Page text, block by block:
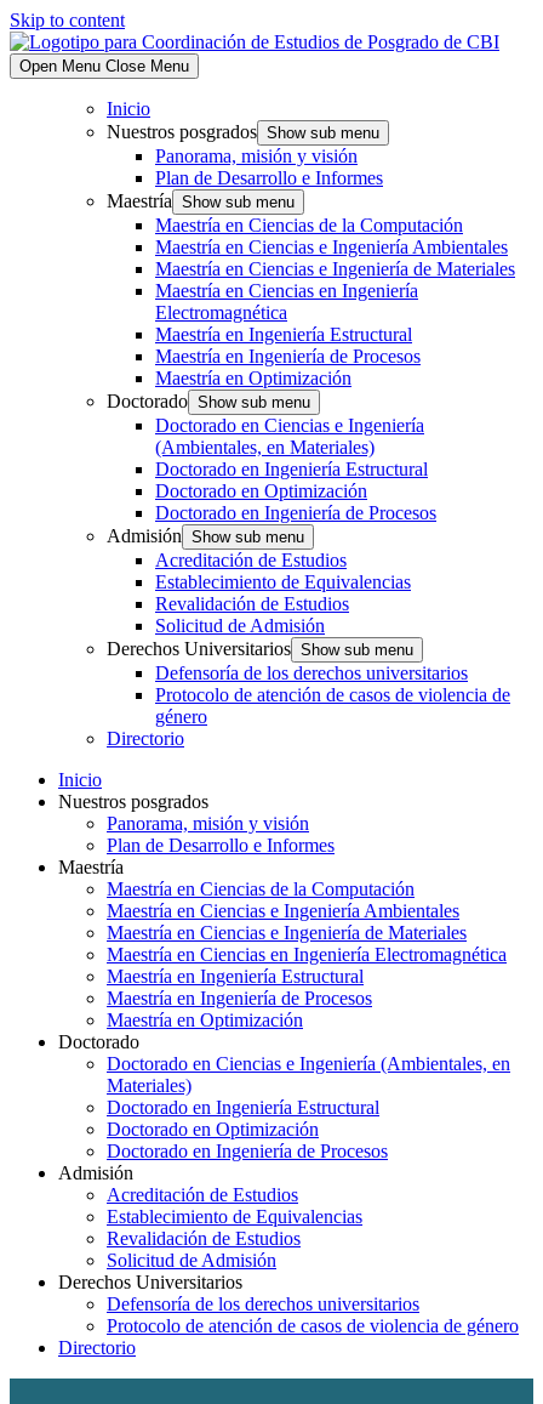
Skip to content
Open Menu Close Menu
Inicio
Nuestros posgrados Show sub menu
Panorama, misión y visión
Plan de Desarrollo e Informes
Maestría Show sub menu
Maestría en Ciencias de la Computación
Maestría en Ciencias e Ingeniería Ambientales
Maestría en Ciencias e Ingeniería de Materiales
Maestría en Ciencias en Ingeniería
Electromagnética
Maestría en Ingeniería Estructural
Maestría en Ingeniería de Procesos
Maestría en Optimización
Doctorado Show sub menu
Doctorado en Ciencias e Ingeniería
(Ambientales, en Materiales)
Doctorado en Ingeniería Estructural
Doctorado en Optimización
Doctorado en Ingeniería de Procesos
Admisión Show sub menu
Acreditación de Estudios
Establecimiento de Equivalencias
Revalidación de Estudios
Solicitud de Admisión
Derechos Universitarios Show sub menu
Defensoría de los derechos universitarios
Protocolo de atención de casos de violencia de
género
Directorio
Inicio
Nuestros posgrados
Panorama, misión y visión
Plan de Desarrollo e Informes
Maestría
Maestría en Ciencias de la Computación
Maestría en Ciencias e Ingeniería Ambientales
Maestría en Ciencias e Ingeniería de Materiales
Maestría en Ciencias en Ingeniería Electromagnética
Maestría en Ingeniería Estructural
Maestría en Ingeniería de Procesos
Maestría en Optimización
Doctorado
Doctorado en Ciencias e Ingeniería (Ambientales, en
Materiales)
Doctorado en Ingeniería Estructural
Doctorado en Optimización
Doctorado en Ingeniería de Procesos
Admisión
Acreditación de Estudios
Establecimiento de Equivalencias
Revalidación de Estudios
Solicitud de Admisión
Derechos Universitarios
Defensoría de los derechos universitarios
Protocolo de atención de casos de violencia de género
Directorio